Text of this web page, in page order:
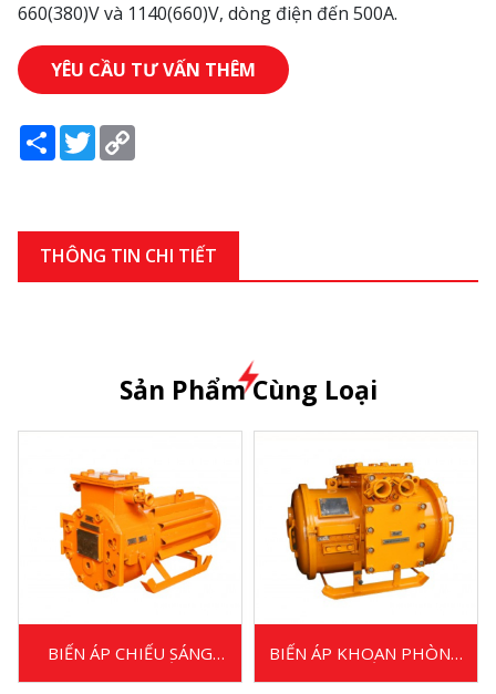
660(380)V và 1140(660)V, dòng điện đến 500A.
YÊU CẦU TƯ VẤN THÊM
ShareTwitter
THÔNG TIN CHI TIẾT
Sản Phẩm Cùng Loại
BIẾN ÁP CHIẾU SÁNG
BIẾN ÁP KHOAN PHÒNG